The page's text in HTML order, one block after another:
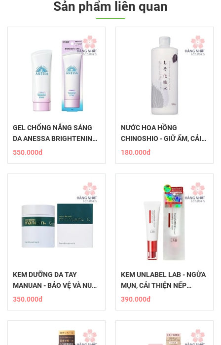
Sản phẩm liên quan
GEL CHỐNG NẮNG SÁNG
DA ANESSA BRIGHTENING
UV
550.000đ
NƯỚC HOA HỒNG
CHINOSHIO - GIỮ ẨM, CẢI
THIỆN KẾT CẤU DA
180.000đ
KEM DƯỠNG DA TAY
MANUAN - BẢO VỆ VÀ NUÔI
DƯỠNG ĐÔI TAY KHỎE
350.000đ
KEM UNLABEL LAB - NGỪA
MỤN, CẢI THIỆN NẾP
NHĂN, MỜ THÂM QUẦNG
390.000đ